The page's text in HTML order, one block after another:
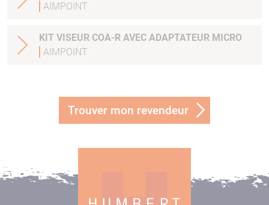
AIMPOINT
KIT VISEUR COA-R AVEC ADAPTATEUR MICRO
AIMPOINT
Trouver mon revendeur